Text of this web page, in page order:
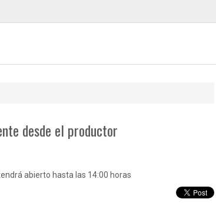
desde el productor
abierto hasta las 14:00 horas